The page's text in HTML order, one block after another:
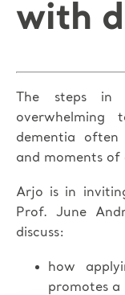
with
The steps in
dementia often
and moments
Arjo is in
Prof. June
discuss:
how
promotes a